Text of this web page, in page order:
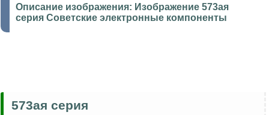
Описание изображения: Изображение 573ая
серия Советские электронные компоненты
573ая серия